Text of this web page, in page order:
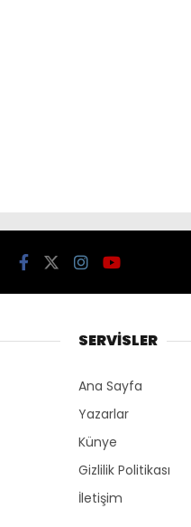
SERVİSLER
Ana Sayfa
Yazarlar
Künye
Gizlilik Politikası
İletişim